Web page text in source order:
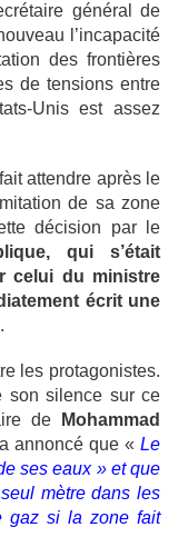
général de
l’incapacité
des frontières
de tensions entre
Unis est assez
attendre après le
de sa zone
décision par le
qui s’était
celui du ministre
écrit une
.
les protagonistes.
son silence sur ce
de
Mohammad
annoncé que « Le
ses eaux » et que
mètre dans les
gaz si la zone fait